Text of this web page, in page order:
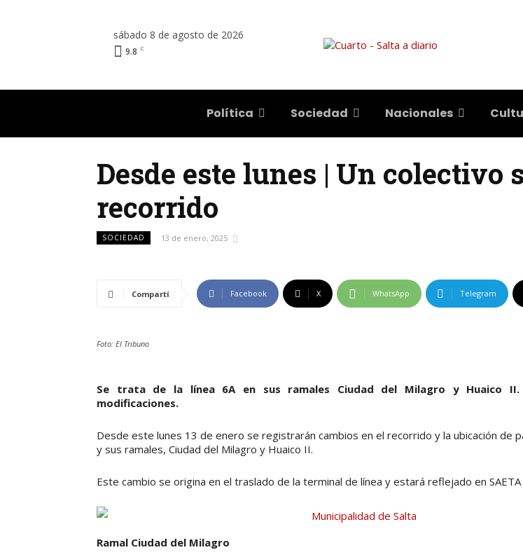
sábado 8 de agosto de 2026
9.8 C
Política Sociedad Nacionales
Desde este lunes | Un colectivo
recorrido
SOCIEDAD 13 de enero, 2025
Compartí Facebook X WhatsApp Telegram
Foto: El Tribuno
Se trata de la línea 6A en sus ramales Ciudad del Milagro y Huaico II.
modificaciones.
Desde este lunes 13 de enero se registrarán cambios en el recorrido y la ubicación de
y sus ramales, Ciudad del Milagro y Huaico II.
Este cambio se origina en el traslado de la terminal de línea y estará reflejado en SAETA
Ramal Ciudad del Milagro